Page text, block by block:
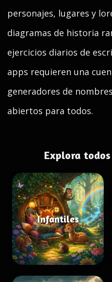
personajes, lugares y
diagramas de historia
ejercicios diarios de
apps requieren una
generadores de
abiertos para todos.
Explora
Infantiles